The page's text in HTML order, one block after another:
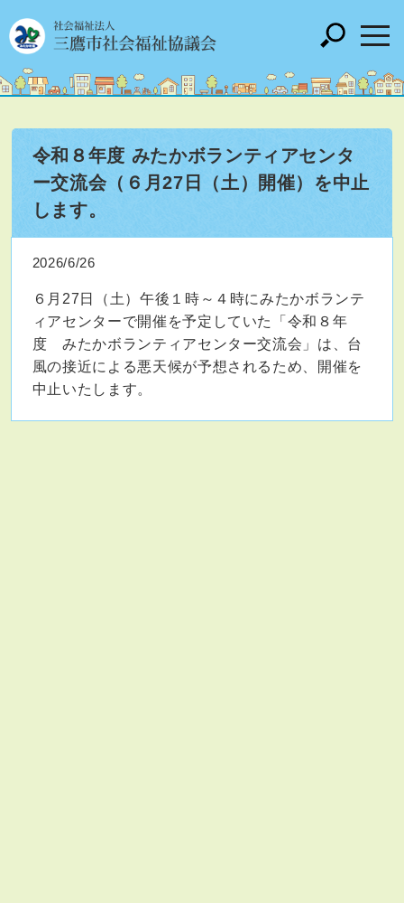
令和８年度 みたかボランティアセンタ
ー交流会（６月27日（土）開催）を中止
します。
2026/6/26
６月27日（土）午後１時～４時にみたかボランテ
ィアセンターで開催を予定していた「令和８年
度 みたかボランティアセンター交流会」は、台
風の接近による悪天候が予想されるため、開催を
中止いたします。